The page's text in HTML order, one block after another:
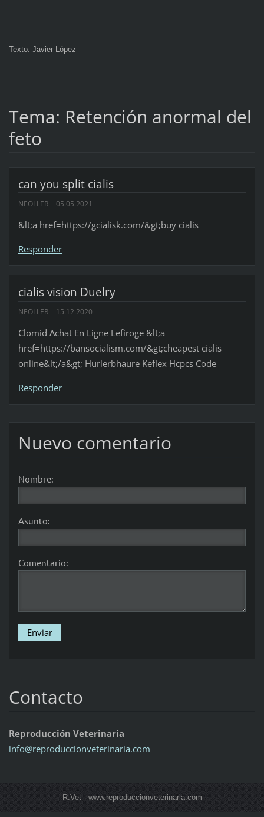
Texto: Javier López
Tema: Retención anormal del
feto
can you split cialis
NEOLLER 05.05.2021
&lt;a href=https://gcialisk.com/&gt;buy cialis
Responder
cialis vision Duelry
NEOLLER 15.12.2020
Clomid Achat En Ligne Lefiroge &lt;a
href=https://bansocialism.com/&gt;cheapest cialis
online&lt;/a&gt; Hurlerbhaure Keflex Hcpcs Code
Responder
Nuevo comentario
Nombre:
Asunto:
Comentario:
Contacto
Reproducción Veterinaria
info@reproduccionveterinaria.com
R.Vet - www.reproduccionveterinaria.com